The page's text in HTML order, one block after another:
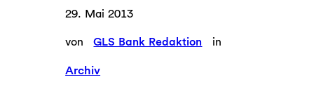
29. Mai 2013
von GLS Bank Redaktion in
Archiv